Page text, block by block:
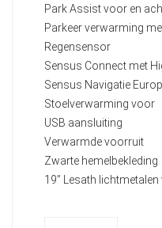
Park Assist voor en
Parkeer verwarming
Regensensor
Sensus Connect met
Sensus Navigatie
Stoelverwarming voor
USB aansluiting
Verwarmde voorruit
Zwarte hemelbekleding
19” Lesath lichtmetalen